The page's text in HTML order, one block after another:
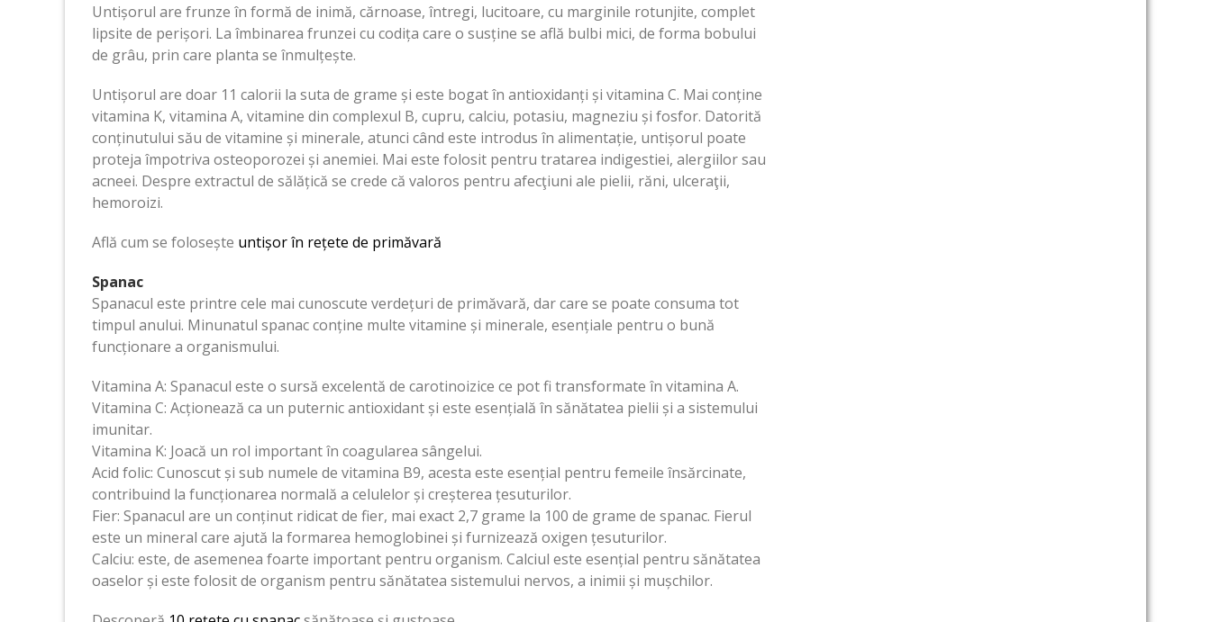
Untișorul are frunze în formă de inimă, cărnoase, întregi, lucitoare, cu marginile rotunjite, complet
lipsite de perișori. La îmbinarea frunzei cu codița care o susține se află bulbi mici, de forma bobului
de grâu, prin care planta se înmulțește.
Untișorul are doar 11 calorii la suta de grame și este bogat în antioxidanți și vitamina C. Mai conține
vitamina K, vitamina A, vitamine din complexul B, cupru, calciu, potasiu, magneziu și fosfor. Datorită
conținutului său de vitamine și minerale, atunci când este introdus în alimentație, untișorul poate
proteja împotriva osteoporozei și anemiei. Mai este folosit pentru tratarea indigestiei, alergiilor sau
acneei. Despre extractul de sălățică se crede că valoros pentru afecţiuni ale pielii, răni, ulceraţii,
hemoroizi.
Află cum se folosește untișor în rețete de primăvară
Spanac
Spanacul este printre cele mai cunoscute verdețuri de primăvară, dar care se poate consuma tot
timpul anului. Minunatul spanac conține multe vitamine și minerale, esențiale pentru o bună
funcționare a organismului.
Vitamina A: Spanacul este o sursă excelentă de carotinoizice ce pot fi transformate în vitamina A.
Vitamina C: Acționează ca un puternic antioxidant și este esențială în sănătatea pielii și a sistemului
imunitar.
Vitamina K: Joacă un rol important în coagularea sângelui.
Acid folic: Cunoscut și sub numele de vitamina B9, acesta este esențial pentru femeile însărcinate,
contribuind la funcționarea normală a celulelor și creșterea țesuturilor.
Fier: Spanacul are un conținut ridicat de fier, mai exact 2,7 grame la 100 de grame de spanac. Fierul
este un mineral care ajută la formarea hemoglobinei și furnizează oxigen țesuturilor.
Calciu: este, de asemenea foarte important pentru organism. Calciul este esențial pentru sănătatea
oaselor și este folosit de organism pentru sănătatea sistemului nervos, a inimii și mușchilor.